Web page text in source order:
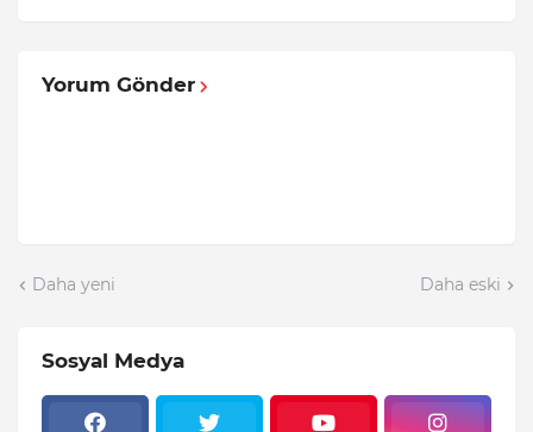
Yorum Gönder
Daha yeni Daha eski
Sosyal Medya